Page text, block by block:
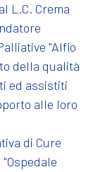
L.C. Crema
"Alfio
della qualità
ed assistiti
alle loro
di Cure